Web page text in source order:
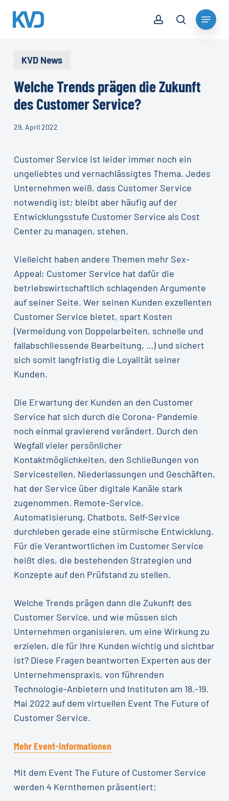
search
Menu
KVD News
Welche Trends prägen die Zukunft
des Customer Service?
29. April 2022
Customer Service ist leider immer noch ein
ungeliebtes und vernachlässigtes Thema. Jedes
Unternehmen weiß, dass Customer Service
notwendig ist; bleibt aber häufig auf der
Entwicklungsstufe Customer Service als Cost
Center zu managen, stehen.
Vielleicht haben andere Themen mehr Sex-
Appeal; Customer Service hat dafür die
betriebswirtschaftlich schlagenden Argumente
auf seiner Seite. Wer seinen Kunden exzellenten
Customer Service bietet, spart Kosten
(Vermeidung von Doppelarbeiten, schnelle und
fallabschliessende Bearbeitung, …) und sichert
sich somit langfristig die Loyalität seiner
Kunden.
Die Erwartung der Kunden an den Customer
Service hat sich durch die Corona- Pandemie
noch einmal gravierend verändert. Durch den
Wegfall vieler persönlicher
Kontaktmöglichkeiten, den Schließungen von
Servicestellen, Niederlassungen und Geschäften,
hat der Service über digitale Kanäle stark
zugenommen. Remote-Service,
Automatisierung, Chatbots, Self-Service
durchleben gerade eine stürmische Entwicklung.
Für die Verantwortlichen im Customer Service
heißt dies, die bestehenden Strategien und
Konzepte auf den Prüfstand zu stellen.
Welche Trends prägen dann die Zukunft des
Customer Service, und wie müssen sich
Unternehmen organisieren, um eine Wirkung zu
erzielen, die für Ihre Kunden wichtig und sichtbar
ist? Diese Fragen beantworten Experten aus der
Unternehmenspraxis, von führenden
Technologie-Anbietern und Instituten am 18.-19.
Mai 2022 auf dem virtuellen Event The Future of
Customer Service.
Mehr Event-Informationen
Mit dem Event The Future of Customer Service
werden 4 Kernthemen präsentiert:
Close